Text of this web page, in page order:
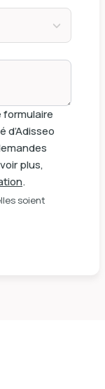
plus,
.
soient